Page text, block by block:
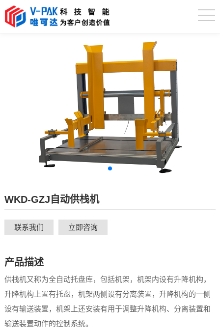
WKD-GZJ自动供栈机
联系我们 立即咨询
产品描述
供栈机又称为全自动托盘库，包括机架，机架内设有升降机构，
升降机构上置有托盘，机架两侧设有分离装置，升降机构的一侧
设有输送装置，机架上还安装有用于调整升降机构、分离装置和
输送装置动作的控制系统。